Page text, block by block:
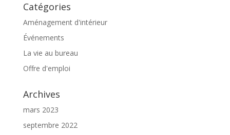
Catégories
Aménagement d'intérieur
Événements
La vie au bureau
Offre d'emploi
Archives
mars 2023
septembre 2022